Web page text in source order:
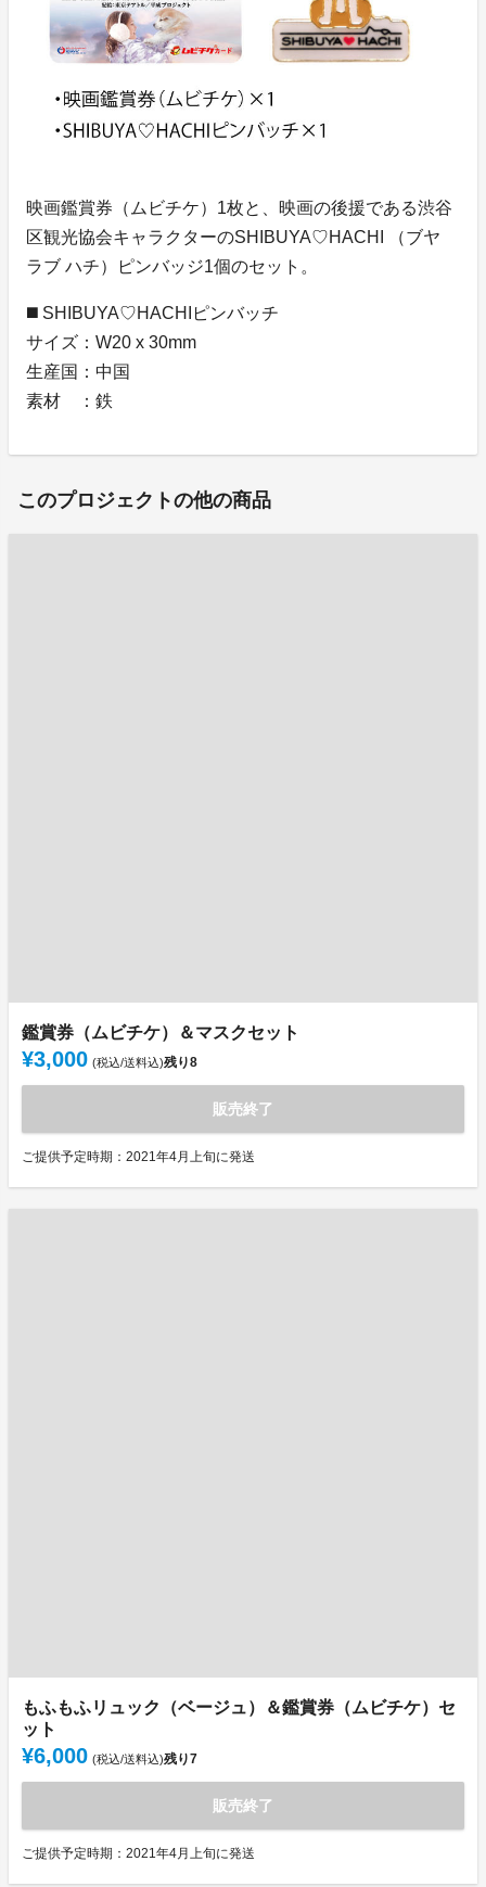
映画鑑賞券（ムビチケ）1枚と、映画の後援である渋谷
区観光協会キャラクターのSHIBUYA♡HACHI （ブヤ
ラブ ハチ）ピンバッジ1個のセット。
◼️ SHIBUYA♡HACHIピンバッチ
サイズ：W20 x 30mm
生産国：中国
素材 ：鉄
このプロジェクトの他の商品
鑑賞券（ムビチケ）＆マスクセット
¥3,000 (税込/送料込)残り8
販売終了
ご提供予定時期：2021年4月上旬に発送
もふもふリュック（ベージュ）＆鑑賞券（ムビチケ）セ
ット
¥6,000 (税込/送料込)残り7
販売終了
ご提供予定時期：2021年4月上旬に発送